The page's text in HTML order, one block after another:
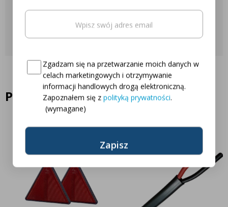
Skontaktuj się z nami
Podobne produkty
Email
Consent (wymagane)
Zgadzam się na przetwarzanie moich danych w
celach marketingowych i otrzymywanie
informacji handlowych drogą elektroniczną.
Zapoznałem się z polityką prywatności.
(wymagane)
Oto Twój kod zniżkowy na